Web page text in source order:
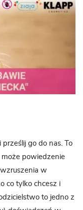
prześlij go do nas. To
powiedzenie
w
co tylko chcesz i
to jedno z